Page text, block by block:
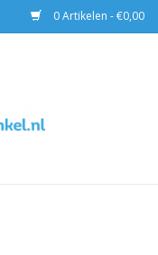
0 Artikelen - €0,00